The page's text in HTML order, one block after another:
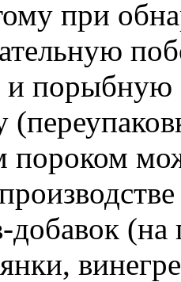
при
и
пороком
добавок